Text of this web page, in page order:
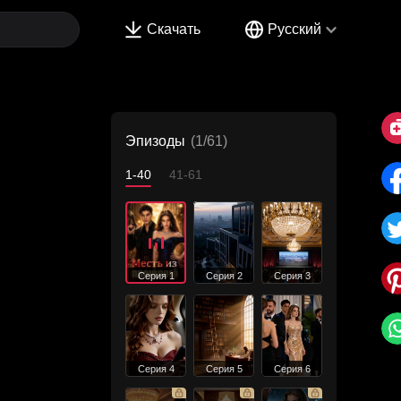
Скачать Русский
Эпизоды (1/61)
1-40 41-61
Серия 1 Серия 2 Серия 3
Серия 4 Серия 5 Серия 6